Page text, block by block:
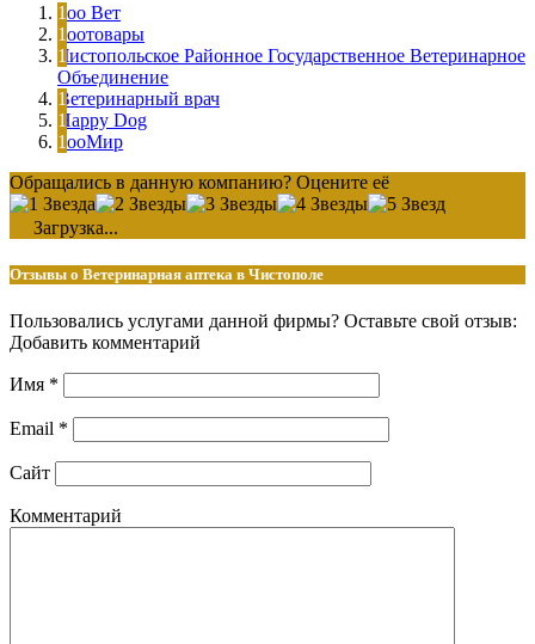
Зоо Вет
Зоотовары
Чистопольское Районное Государственное Ветеринарное
Объединение
Ветеринарный врач
Happy Dog
ЗооМир
Обращались в данную компанию? Оцените её
Загрузка...
Отзывы о Ветеринарная аптека в Чистополе
Пользовались услугами данной фирмы? Оставьте свой отзыв:
Добавить комментарий
Имя *
Email *
Сайт
Комментарий